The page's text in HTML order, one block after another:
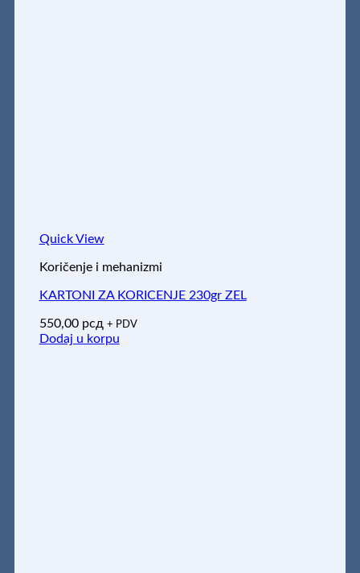
Quick View
Koričenje i mehanizmi
KARTONI ZA KORICENJE 230gr ZEL
550,00 рсд + PDV
Dodaj u korpu